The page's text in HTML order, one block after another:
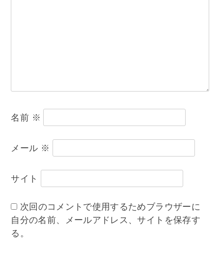
名前 ※
メール ※
サイト
次回のコメントで使用するためブラウザーに
自分の名前、メールアドレス、サイトを保存す
る。